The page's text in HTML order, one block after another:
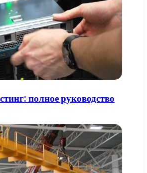
полное руководство